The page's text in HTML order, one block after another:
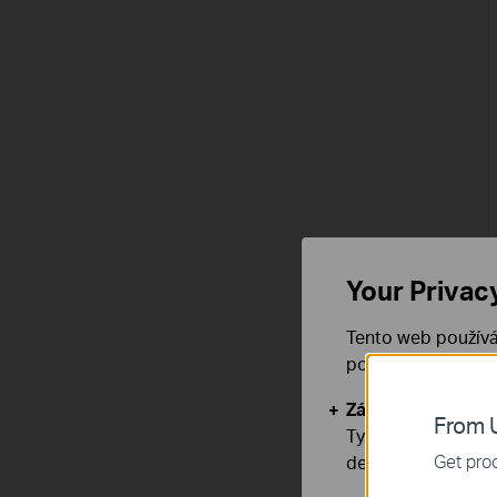
From
Get
Your
Tento web
používáním
Základní cookies
Tyto cookies jsou
deaktivovat.